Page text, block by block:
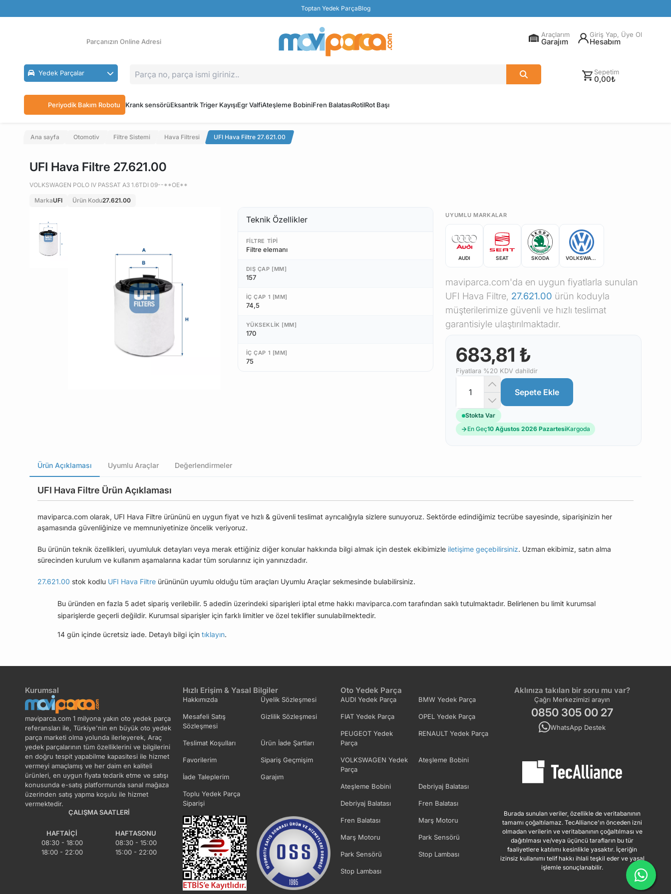
Toptan Yedek ParçaBlog
Parçanızın Online Adresi Araçlarım
Garajım
Giriş Yap, Üye Ol
Hesabım
Yedek Parçalar Sepetim
0,00₺
Periyodik Bakım Robotu Krank sensörüEksantrik Triger KayışıEgr ValfiAteşleme BobiniFren BalatasıRotilRot Başı
Ana sayfa Otomotiv Filtre Sistemi Hava Filtresi UFI Hava Filtre 27.621.00
UFI Hava Filtre 27.621.00
VOLKSWAGEN POLO IV PASSAT A3 1.6TDI 09--**OE**
MarkaUFI Ürün Kodu27.621.00
Teknik Özellikler
FILTRE TIPI
Filtre elemanı
DIŞ ÇAP [MM]
157
İÇ ÇAP 1 [MM]
74,5
YÜKSEKLIK [MM]
170
İÇ ÇAP 1 [MM]
75
UYUMLU MARKALAR
AUDI SEAT SKODA VOLKSWAGEN
maviparca.com'da en uygun fiyatlarla sunulan
UFI Hava Filtre, 27.621.00 ürün koduyla
müşterilerimize güvenli ve hızlı teslimat
garantisiyle ulaştırılmaktadır.
683,81 ₺
Fiyatlara %20 KDV dahildir
Sepete Ekle
Stokta Var
En Geç10 Ağustos 2026 PazartesiKargoda
Ürün Açıklaması Uyumlu Araçlar Değerlendirmeler
UFI Hava Filtre Ürün Açıklaması
maviparca.com olarak, UFI Hava Filtre ürününü en uygun fiyat ve hızlı & güvenli teslimat ayrıcalığıyla sizlere sunuyoruz. Sektörde edindiğimiz tecrübe sayesinde, siparişinizin her
aşamasında güvenliğinize ve memnuniyetinize öncelik veriyoruz.
Bu ürünün teknik özellikleri, uyumluluk detayları veya merak ettiğiniz diğer konular hakkında bilgi almak için destek ekibimizle iletişime geçebilirsiniz. Uzman ekibimiz, satın alma
sürecinden kurulum ve kullanım aşamalarına kadar tüm sorularınız için yanınızdadır.
27.621.00 stok kodlu UFI Hava Filtre ürününün uyumlu olduğu tüm araçları Uyumlu Araçlar sekmesinde bulabilirsiniz.
Bu üründen en fazla 5 adet sipariş verilebilir. 5 adedin üzerindeki siparişleri iptal etme hakkı maviparca.com tarafından saklı tutulmaktadır. Belirlenen bu limit kurumsal
siparişlerde geçerli değildir. Kurumsal siparişler için farklı limitler ve özel teklifler sunulabilmektedir.
14 gün içinde ücretsiz iade. Detaylı bilgi için tıklayın.
Kurumsal
maviparca.com 1 milyona yakın oto yedek parça
referansları ile, Türkiye'nin en büyük oto yedek
parça marketi olma yolunda ilerleyerek, Araç
yedek parçalarının tüm özelliklerini ve bilgilerini
en doğru tespit yapabilme kapasitesi ile hizmet
vermeyi amaçlamış ve her daim en kaliteli
ürünleri, en uygun fiyata tedarik etme ve satışı
konusunda e-satış platformunda sanal mağaza
üzerinden satış yapma koşulu ile hizmet
vermektedir.
ÇALIŞMA SAATLERI
HAFTAIÇI
08:30 - 18:00
18:00 - 22:00
HAFTASONU
08:30 - 15:00
15:00 - 22:00
Hızlı Erişim & Yasal Bilgiler
Hakkımızda Üyelik Sözleşmesi
Mesafeli Satış
Sözleşmesi
Gizlilik Sözleşmesi
Teslimat Koşulları Ürün İade Şartları
Favorilerim Sipariş Geçmişim
İade Taleplerim Garajım
Toplu Yedek Parça
Siparişi
Oto Yedek Parça
AUDI Yedek Parça BMW Yedek Parça
FIAT Yedek Parça OPEL Yedek Parça
PEUGEOT Yedek
Parça
RENAULT Yedek Parça
VOLKSWAGEN Yedek
Parça
Ateşleme Bobini
Ateşleme Bobini Debriyaj Balatası
Debriyaj Balatası Fren Balatası
Fren Balatası Marş Motoru
Marş Motoru Park Sensörü
Park Sensörü Stop Lambası
Stop Lambası
Aklınıza takılan bir soru mu var?
Çağrı Merkezimizi arayın
0850 305 00 27
WhatsApp Destek
Burada sunulan veriler, özellikle de veritabanının
tamamı çoğaltılamaz. TecAlliance'ın önceden izni
olmadan verilerin ve veritabanının çoğaltılması ve
dağıtılması ve/veya üçüncü tarafların bu tür
faaliyetlere katılımı kesinlikle yasaktır. İçeriğin
izinsiz kullanımı telif hakkı ihlali teşkil eder ve yasal
işlemle sonuçlanabilir.